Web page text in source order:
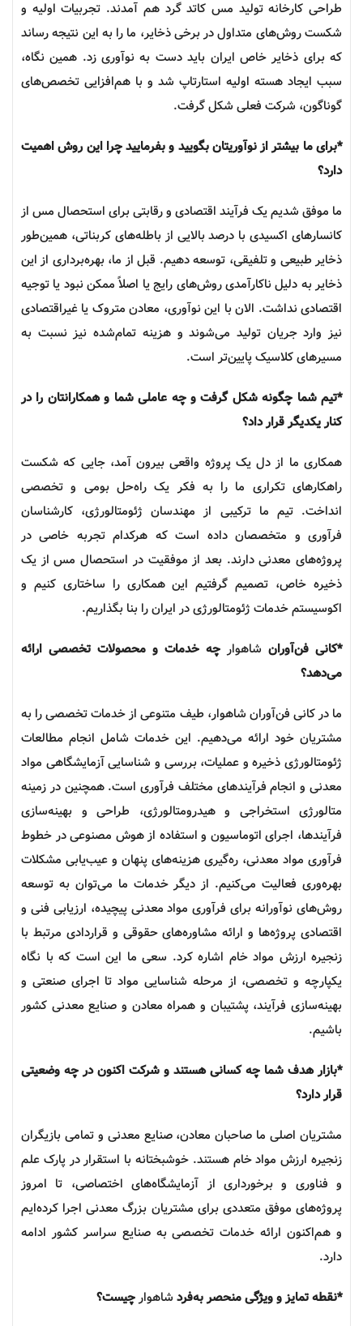
طراحی کارخانه تولید مس کاتد گرد هم آمدند. تجربیات اولیه و
شکست روش‌های متداول در برخی ذخایر، ما را به این نتیجه رساند
که برای ذخایر خاص ایران باید دست به نوآوریزد. همین نگاه،
سبب ایجاد هسته اولیه استارتاپ شد و با هم‌افزایی تخصص‌های
گوناگون، شرکت فعلی شکل گرفت.
*برای ما بیشتر از نوآوریتان بگویید و بفرمایید چرا این روش اهمیت
دارد؟
ما موفق شدیم یک فرآیند اقتصادی و رقابتی برای استحصال مس از
کانسارهای اکسیدی با درصد بالایی از باطله‌های کربناتی، همین‌طور
ذخایر طبیعی و تلفیقی، توسعه دهیم. قبل از ما، بهره‌برداری از این
ذخایر به دلیل ناکارآمدی روش‌های رایج یا اصلاً ممکن نبود یا توجیه
اقتصادی نداشت. الان با این نوآوری، معادن متروک یا غیراقتصادی
نیز وارد جریان تولید می‌شوند و هزینه تمام‌شده نیز نسبت به
مسیرهای کلاسیک پایین‌تر است.
*تیم شما چگونه شکل گرفت و چه عاملی شما و همکارانتان را در
کنار یکدیگر قرار داد؟
همکاری ما از دل یک پروژه واقعی بیرون آمد، جایی که شکست
راهکارهای تکراری ما را به فکر یک راه‌حل بومی و تخصصی
انداخت. تیم ما ترکیبی از مهندسان ژئومتالورژی، کارشناسان
فرآوری و متخصصان داده است که هرکدام تجربه خاصی در
پروژه‌های معدنی دارند. بعد از موفقیت در استحصال مس از یک
ذخیره خاص، تصمیم گرفتیم این همکاری را ساختاری کنیم و
اکوسیستم خدمات ژئومتالورژیدر ایران را بنا بگذاریم.
*کانی فن‌آوران شاهوار چه خدمات و محصولات تخصصی‌ ارائه
می‌دهد؟
ما در کانی فن‌آوران شاهوار، طیف متنوعی از خدمات تخصصی را به
مشتریان خود ارائه می‌دهیم. این خدمات شامل انجام مطالعات
ژئومتالورژی ذخیره و عملیات، بررسی و شناسایی آزمایشگاهی مواد
معدنی و انجام فرآیندهای مختلف فرآوری است. همچنین در زمینه
متالورژی استخراجی و هیدرومتالورژی، طراحی و بهینه‌سازی
فرآیندها، اجرای اتوماسیون و استفاده از هوش مصنوعی در خطوط
فرآوری مواد معدنی، ره‌گیری هزینه‌های پنهان و عیب‌یابی مشکلات
بهره‌وری فعالیت می‌کنیم. از دیگر خدمات ما می‌توان به توسعه
روش‌های نوآورانه برای فرآوری مواد معدنی پیچیده، ارزیابی فنی و
اقتصادی پروژه‌ها و ارائه مشاوره‌های حقوقی و قراردادی مرتبط با
زنجیره ارزش مواد خام اشاره کرد. سعی ما این است که با نگاه
یکپارچه و تخصصی، از مرحله شناسایی مواد تا اجرای صنعتی و
بهینه‌سازی فرآیند، پشتیبان و همراه معادن و صنایع معدنی کشور
باشیم.
*بازار هدف شما چه کسانی هستند و شرکت اکنون در چه وضعیتی
قرار دارد؟
مشتریان اصلی ما صاحبان معادن، صنایع معدنی و تمامی بازیگران
زنجیره ارزش مواد خام هستند. خوشبختانه با استقرار در پارک علم
و فناوری و برخورداری از آزمایشگاه‌های اختصاصی، تا امروز
پروژه‌های موفق متعددی برای مشتریان بزرگ معدنی اجرا کرده‌ایم
و هم‌اکنون ارائه خدمات تخصصی به صنایع سراسر کشور ادامه
دارد.
*نقطه تمایز و ویژگی منحصر به‌فرد شاهوار چیست؟